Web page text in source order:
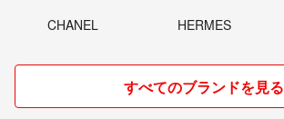
CHANEL HERMES
すべてのブランドを見る